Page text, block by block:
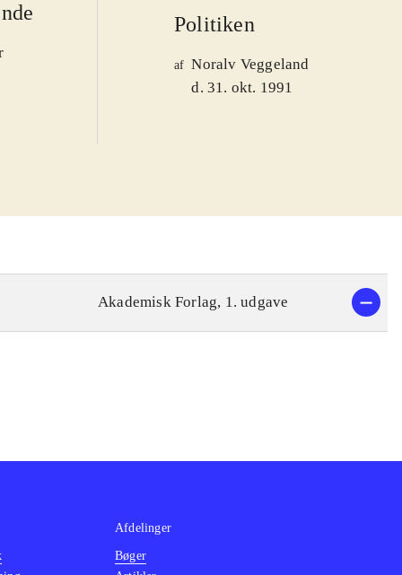
Politiken
af Noralv Veggeland
d. 31. okt. 1991
Akademisk Forlag, 1. udgave
Afdelinger
Bøger